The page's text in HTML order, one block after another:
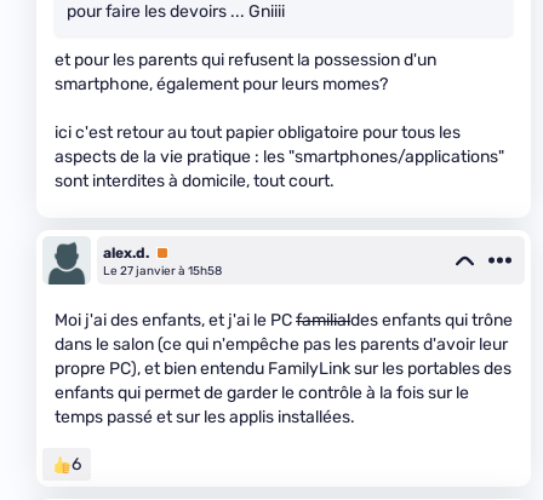
pour faire les devoirs ... Gniiii
et pour les parents qui refusent la possession d'un
smartphone, également pour leurs momes?
ici c'est retour au tout papier obligatoire pour tous les
aspects de la vie pratique : les "smartphones/applications"
sont interdites à domicile, tout court.
alex.d. Premium
Le 27 janvier à 15h58
Moi j'ai des enfants, et j'ai le PCfamilialdes enfants qui trône
dans le salon (ce qui n'empêche pas les parents d'avoir leur
propre PC), et bien entendu FamilyLink sur les portables des
enfants qui permet de garder le contrôle à la fois sur le
temps passé et sur les applis installées.
6